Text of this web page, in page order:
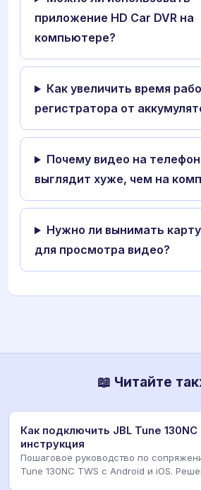
приложение HD Car DVR на
компьютере?
Как увеличить время
регистратора от
Почему видео на
выглядит хуже, чем на
Нужно ли вынимать
для просмотра видео?
📖 Читайте
Как подключить JBL Tune 130NC
инструкция
Пошаговое руководство по
Tune 130NC TWS с Android и iOS.